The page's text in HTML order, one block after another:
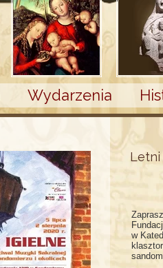
Letni
w
Wydarzenia